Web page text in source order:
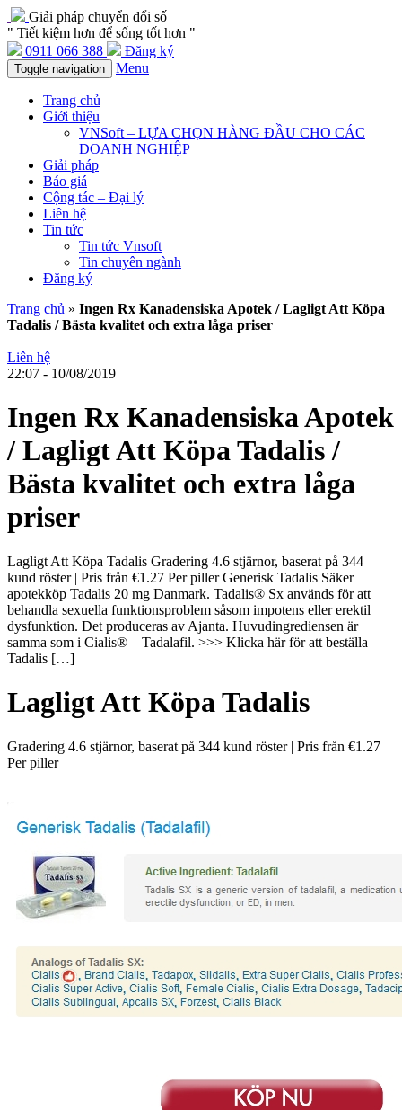
Giải pháp chuyển đổi số
" Tiết kiệm hơn để sống tốt hơn "
0911 066 388
Đăng ký
Toggle navigation Menu
Trang chủ
Giới thiệu
VNSoft – LỰA CHỌN HÀNG ĐẦU CHO CÁC
DOANH NGHIỆP
Giải pháp
Báo giá
Cộng tác – Đại lý
Liên hệ
Tin tức
Tin tức Vnsoft
Tin chuyên ngành
Đăng ký
Trang chủ » Ingen Rx Kanadensiska Apotek / Lagligt Att Köpa
Tadalis / Bästa kvalitet och extra låga priser
Liên hệ
22:07 - 10/08/2019
Ingen Rx Kanadensiska Apotek
/ Lagligt Att Köpa Tadalis /
Bästa kvalitet och extra låga
priser
Lagligt Att Köpa Tadalis Gradering 4.6 stjärnor, baserat på 344
kund röster | Pris från €1.27 Per piller Generisk Tadalis Säker
apotekköp Tadalis 20 mg Danmark. Tadalis® Sx används för att
behandla sexuella funktionsproblem såsom impotens eller erektil
dysfunktion. Det produceras av Ajanta. Huvudingrediensen är
samma som i Cialis® – Tadalafil. >>> Klicka här för att beställa
Tadalis […]
Lagligt Att Köpa Tadalis
Gradering 4.6 stjärnor, baserat på 344 kund röster| Pris från €1.27
Per piller